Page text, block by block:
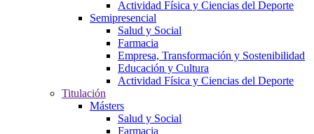
Actividad Física y Ciencias del Deporte
Semipresencial
Salud y Social
Farmacia
Empresa, Transformación y Sostenibilidad
Educación y Cultura
Actividad Física y Ciencias del Deporte
Titulación
Másters
Salud y Social
Farmacia